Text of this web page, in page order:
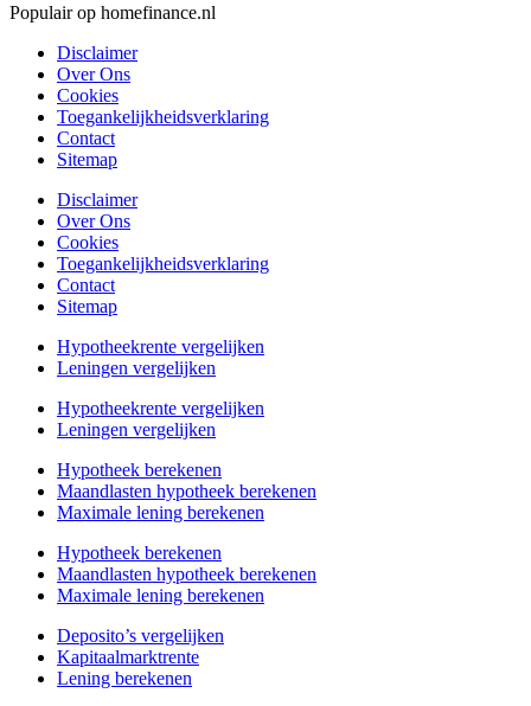
Populair op homefinance.nl
Disclaimer
Over Ons
Cookies
Toegankelijkheidsverklaring
Contact
Sitemap
Disclaimer
Over Ons
Cookies
Toegankelijkheidsverklaring
Contact
Sitemap
Hypotheekrente vergelijken
Leningen vergelijken
Hypotheekrente vergelijken
Leningen vergelijken
Hypotheek berekenen
Maandlasten hypotheek berekenen
Maximale lening berekenen
Hypotheek berekenen
Maandlasten hypotheek berekenen
Maximale lening berekenen
Deposito’s vergelijken
Kapitaalmarktrente
Lening berekenen